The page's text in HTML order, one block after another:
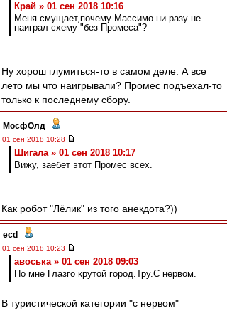
Край » 01 сен 2018 10:16
Меня смущает,почему Массимо ни разу не
наиграл схему "без Промеса"?
Ну хорош глумиться-то в самом деле. А все
лето мы что наигрывали? Промес подъехал-то
только к последнему сбору.
МосфОлд -
01 сен 2018 10:28
Шигала » 01 сен 2018 10:17
Вижу, заебет этот Промес всех.
Как робот "Лёлик" из того анекдота?))
ecd -
01 сен 2018 10:23
авоська » 01 сен 2018 09:03
По мне Глазго крутой город.Тру.С нервом.
В туристической категории "с нервом"